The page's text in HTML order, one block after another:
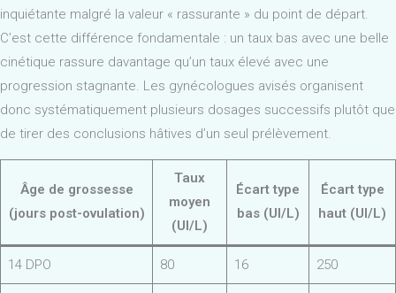
inquiétante malgré la valeur « rassurante » du point de départ.
C’est cette différence fondamentale : un taux bas avec une belle
cinétique rassure davantage qu’un taux élevé avec une
progression stagnante. Les gynécologues avisés organisent
donc systématiquement plusieurs dosages successifs plutôt que
de tirer des conclusions hâtives d’un seul prélèvement.
Âge de grossesse
(jours post-ovulation)
Taux
moyen
(UI/L)
Écart type
bas (UI/L)
Écart type
haut (UI/L)
14 DPO 80 16 250